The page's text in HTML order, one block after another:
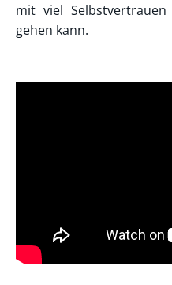
mit viel
gehen kann.